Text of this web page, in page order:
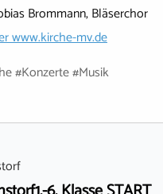
Brommann, Bläserchor
www.kirche-mv.de
#Konzerte #Musik